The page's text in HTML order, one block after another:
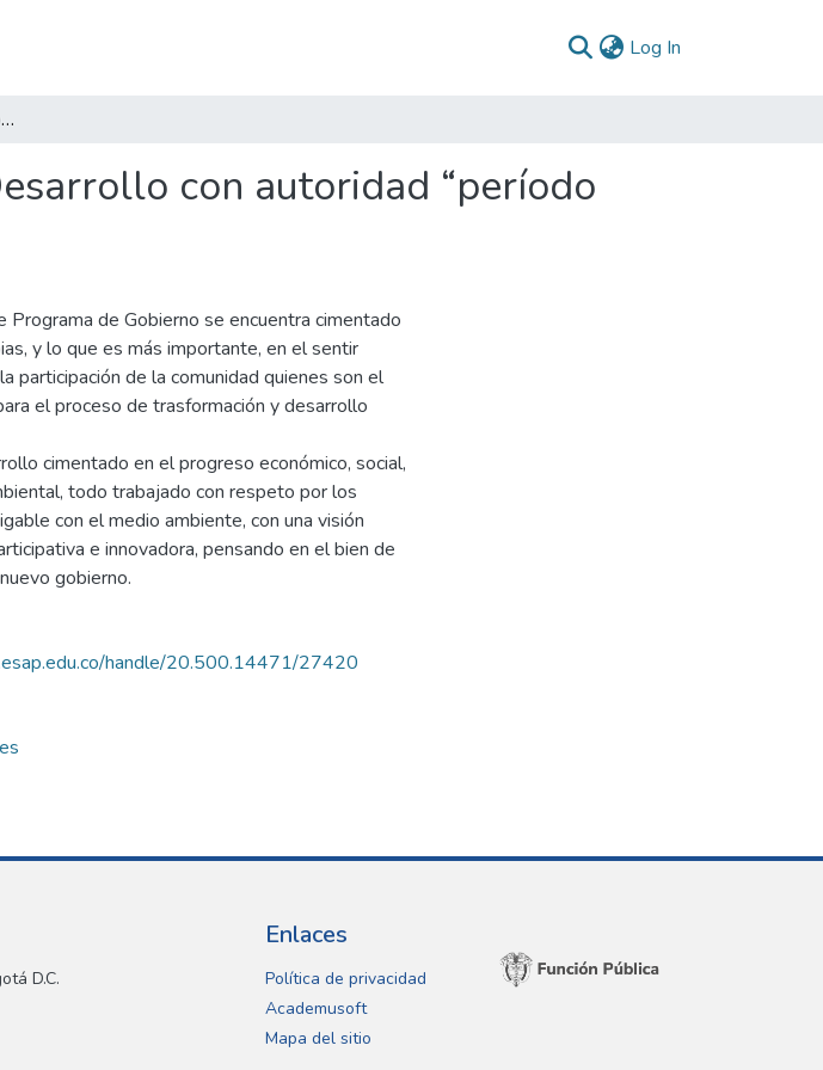
Log In
Programa de gobierno Fómeque “Desarrollo con autoridad “período 2020-2023
con autoridad “período
Programa de Gobierno se encuentra cimentado
y lo que es más importante, en el sentir
participación de la comunidad quienes son el
el proceso de trasformación y desarrollo
cimentado en el progreso económico, social,
todo trabajado con respeto por los
con el medio ambiente, con una visión
e innovadora, pensando en el bien de
gobierno.
handle/20.500.14471/27420
D.C.
Enlaces
Política de privacidad
Academusoft
Mapa del sitio